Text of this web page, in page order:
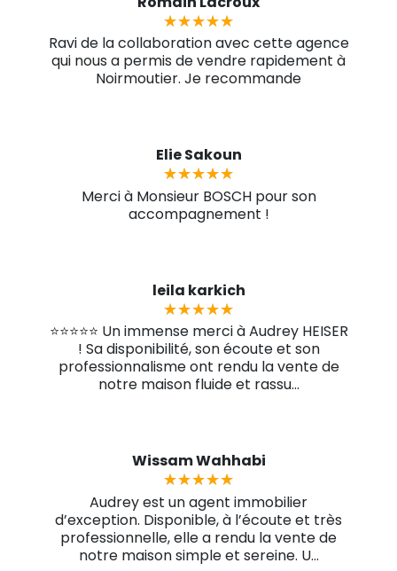
★★★★★
★★★★★
Ravi de la collaboration avec cette agence
qui nous a permis de vendre rapidement à
Noirmoutier. Je recommande
Elie Sakoun
★★★★★
★★★★★
Merci à Monsieur BOSCH pour son
accompagnement !
leila karkich
★★★★★
★★★★★
⭐⭐⭐⭐⭐ Un immense merci à Audrey HEISER
! Sa disponibilité, son écoute et son
professionnalisme ont rendu la vente de
notre maison fluide et rassu...
Wissam Wahhabi
★★★★★
★★★★★
Audrey est un agent immobilier
d’exception. Disponible, à l’écoute et très
professionnelle, elle a rendu la vente de
notre maison simple et sereine. U...